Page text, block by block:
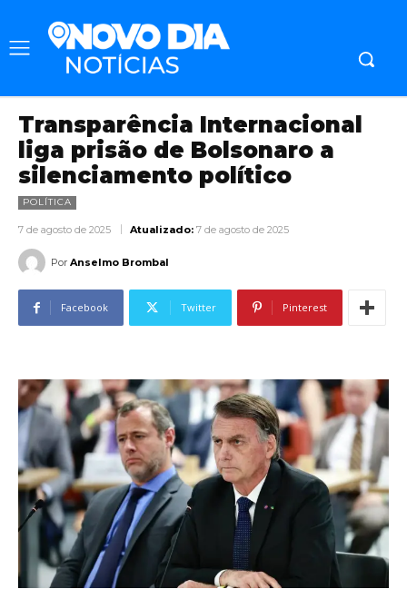
Transparência Internacional
liga prisão de Bolsonaro a
silenciamento político
POLÍTICA
7 de agosto de 2025 Atualizado: 7 de agosto de 2025
Por Anselmo Brombal
Facebook Twitter Pinterest